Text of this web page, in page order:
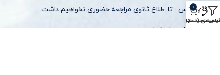
آدرس : تا اطلاع ثانوی مراجعه حضوری نخواهیم داشت.
شماره های تماس :
( ساعات اداری )
0
سبد خرید